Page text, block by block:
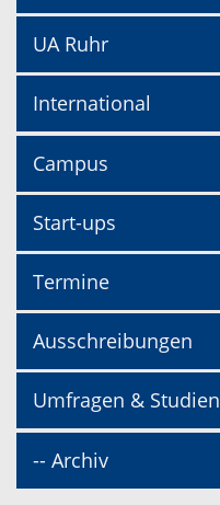
UA Ruhr
International
Campus
Start-ups
Termine
Ausschreibungen
Umfragen & Studien
-- Archiv